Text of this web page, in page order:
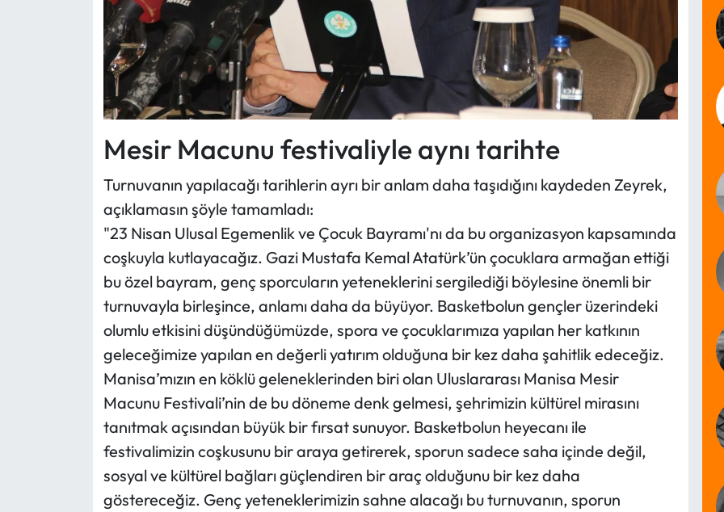
Mesir Macunu festivaliyle aynı tarihte
Turnuvanın yapılacağı tarihlerin ayrı bir anlam daha taşıdığını kaydeden Zeyrek,
açıklamasın şöyle tamamladı:
"23 Nisan Ulusal Egemenlik ve Çocuk Bayramı'nı da bu organizasyon kapsamında
coşkuyla kutlayacağız. Gazi Mustafa Kemal Atatürk’ün çocuklara armağan ettiği
bu özel bayram, genç sporcuların yeteneklerini sergilediği böylesine önemli bir
turnuvayla birleşince, anlamı daha da büyüyor. Basketbolun gençler üzerindeki
olumlu etkisini düşündüğümüzde, spora ve çocuklarımıza yapılan her katkının
geleceğimize yapılan en değerli yatırım olduğuna bir kez daha şahitlik edeceğiz.
Manisa’mızın en köklü geleneklerinden biri olan Uluslararası Manisa Mesir
Macunu Festivali’nin de bu döneme denk gelmesi, şehrimizin kültürel mirasını
tanıtmak açısından büyük bir fırsat sunuyor. Basketbolun heyecanı ile
festivalimizin coşkusunu bir araya getirerek, sporun sadece saha içinde değil,
sosyal ve kültürel bağları güçlendiren bir araç olduğunu bir kez daha
göstereceğiz. Genç yeteneklerimizin sahne alacağı bu turnuvanın, sporun